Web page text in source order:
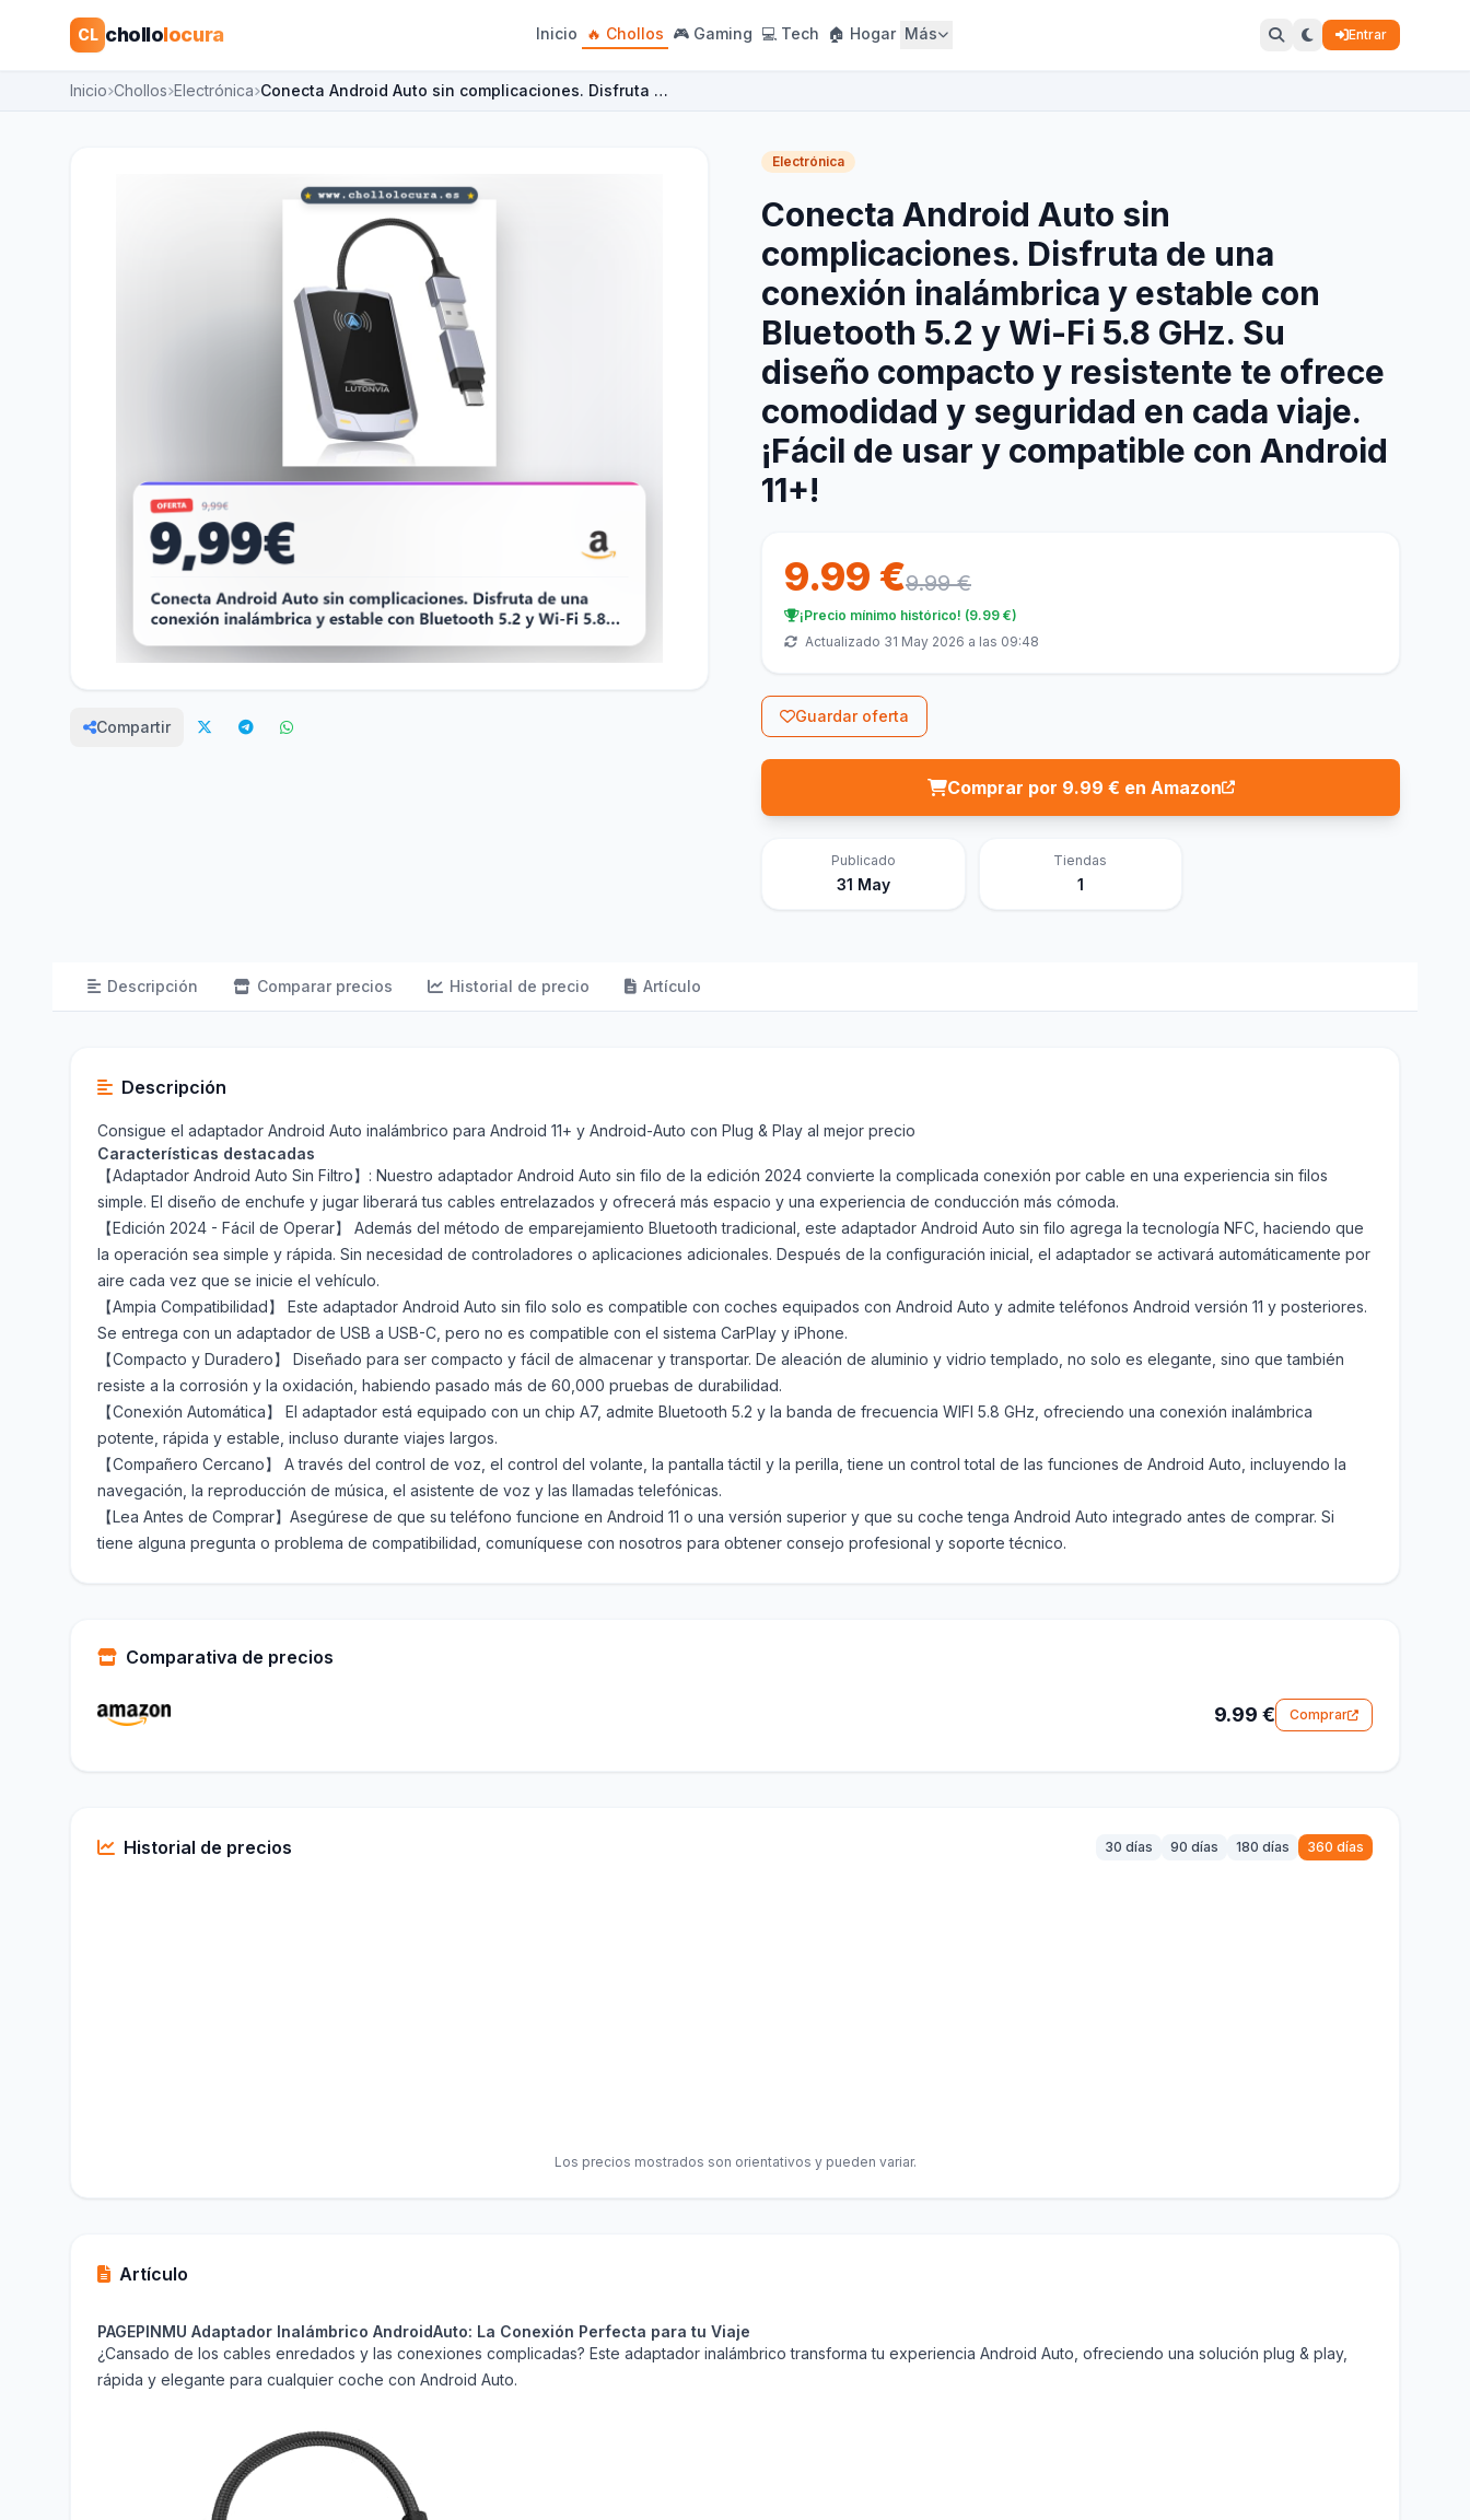
CL chollolocura Inicio 🔥 Chollos 🎮 Gaming 💻 Tech 🏠 Hogar Más Entrar
Inicio Chollos Electrónica Conecta Android Auto sin complicaciones. Disfruta …
Compartir
Electrónica
Conecta Android Auto sin
complicaciones. Disfruta de una
conexión inalámbrica y estable con
Bluetooth 5.2 y Wi-Fi 5.8 GHz. Su
diseño compacto y resistente te ofrece
comodidad y seguridad en cada viaje.
¡Fácil de usar y compatible con Android
11+!
9.99 €9.99 €
¡Precio mínimo histórico! (9.99 €)
Actualizado 31 May 2026 a las 09:48
Guardar oferta
Comprar por 9.99 € en Amazon
Publicado
31 May
Tiendas
1
Descripción Comparar precios Historial de precio Artículo
Descripción
Consigue el adaptador Android Auto inalámbrico para Android 11+ y Android-Auto con Plug & Play al mejor precio
Características destacadas
【Adaptador Android Auto Sin Filtro】: Nuestro adaptador Android Auto sin filo de la edición 2024 convierte la complicada conexión por cable en una experiencia sin filos
simple. El diseño de enchufe y jugar liberará tus cables entrelazados y ofrecerá más espacio y una experiencia de conducción más cómoda.
【Edición 2024 - Fácil de Operar】 Además del método de emparejamiento Bluetooth tradicional, este adaptador Android Auto sin filo agrega la tecnología NFC, haciendo que
la operación sea simple y rápida. Sin necesidad de controladores o aplicaciones adicionales. Después de la configuración inicial, el adaptador se activará automáticamente por
aire cada vez que se inicie el vehículo.
【Ampia Compatibilidad】 Este adaptador Android Auto sin filo solo es compatible con coches equipados con Android Auto y admite teléfonos Android versión 11 y posteriores.
Se entrega con un adaptador de USB a USB-C, pero no es compatible con el sistema CarPlay y iPhone.
【Compacto y Duradero】 Diseñado para ser compacto y fácil de almacenar y transportar. De aleación de aluminio y vidrio templado, no solo es elegante, sino que también
resiste a la corrosión y la oxidación, habiendo pasado más de 60,000 pruebas de durabilidad.
【Conexión Automática】 El adaptador está equipado con un chip A7, admite Bluetooth 5.2 y la banda de frecuencia WIFI 5.8 GHz, ofreciendo una conexión inalámbrica
potente, rápida y estable, incluso durante viajes largos.
【Compañero Cercano】 A través del control de voz, el control del volante, la pantalla táctil y la perilla, tiene un control total de las funciones de Android Auto, incluyendo la
navegación, la reproducción de música, el asistente de voz y las llamadas telefónicas.
【Lea Antes de Comprar】Asegúrese de que su teléfono funcione en Android 11 o una versión superior y que su coche tenga Android Auto integrado antes de comprar. Si
tiene alguna pregunta o problema de compatibilidad, comuníquese con nosotros para obtener consejo profesional y soporte técnico.
Comparativa de precios
9.99 € Comprar
Historial de precios 30 días 90 días 180 días 360 días
Los precios mostrados son orientativos y pueden variar.
Artículo
PAGEPINMU Adaptador Inalámbrico AndroidAuto: La Conexión Perfecta para tu Viaje
¿Cansado de los cables enredados y las conexiones complicadas? Este adaptador inalámbrico transforma tu experiencia Android Auto, ofreciendo una solución plug & play,
rápida y elegante para cualquier coche con Android Auto.